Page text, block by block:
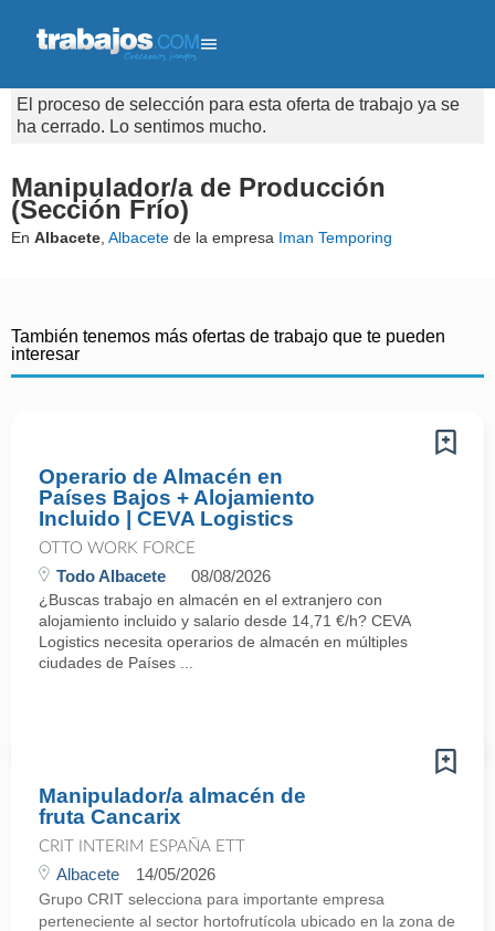
El proceso de selección para esta oferta de trabajo ya se
ha cerrado. Lo sentimos mucho.
Manipulador/a de Producción
(Sección Frío)
En Albacete Albacete de la empresa Iman Temporing
También tenemos más ofertas de trabajo que te pueden
interesar
Operario de Almacén en
Países Bajos + Alojamiento
Incluido | CEVA Logistics
OTTO WORK FORCE
Todo Albacete 08/08/2026
¿Buscas trabajo en almacén en el extranjero con
alojamiento incluido y salario desde 14,71 €/h? CEVA
Logistics necesita operarios de almacén en múltiples
ciudades de Países ...
Manipulador/a almacén de
fruta Cancarix
CRIT INTERIM ESPAÑA ETT
Albacete 14/05/2026
Grupo CRIT selecciona para importante empresa
perteneciente al sector hortofrutícola ubicado en la zona de